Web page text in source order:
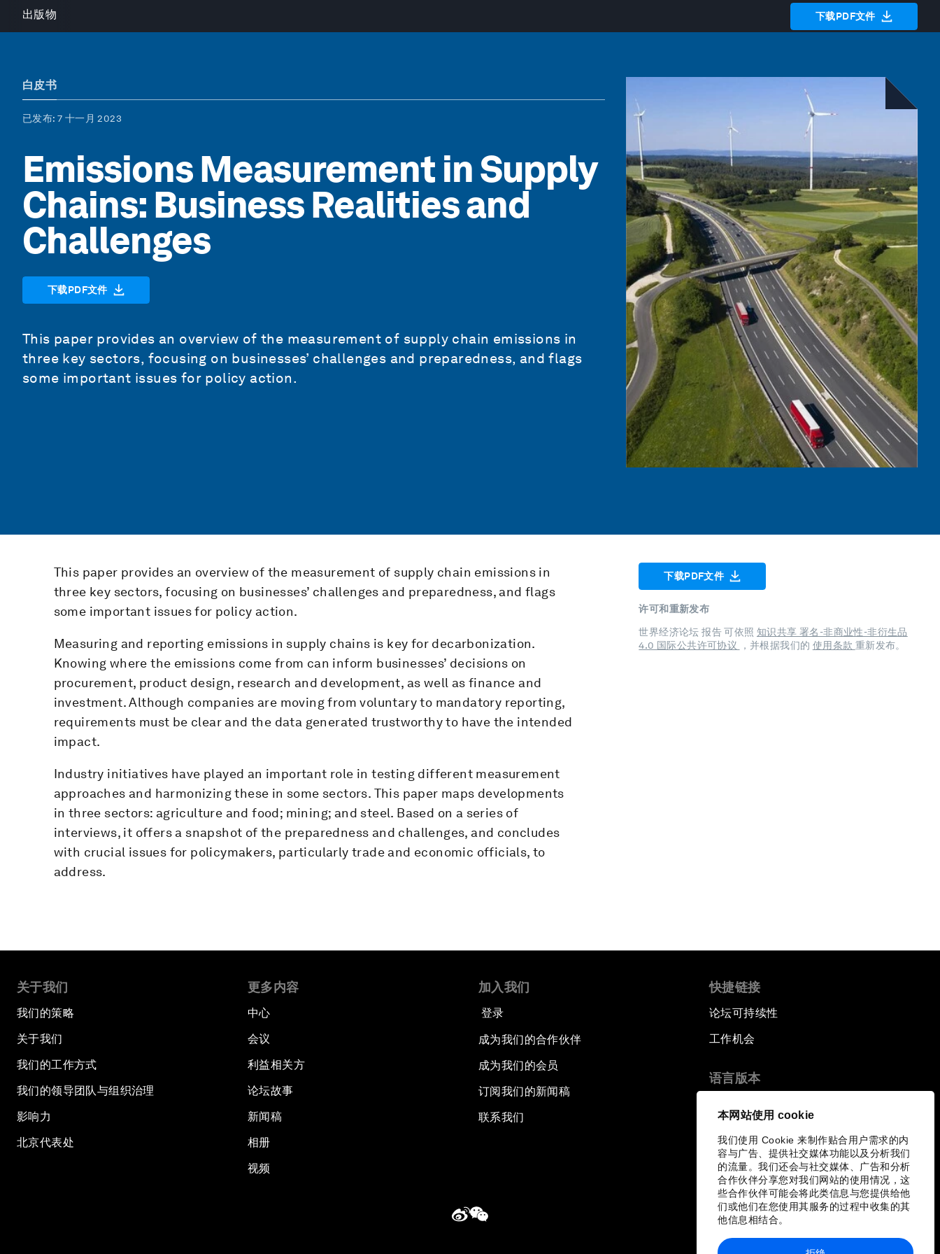
本网站使用 cookie
我们使用 Cookie 来制作贴合用户需求的内
容与广告、提供社交媒体功能以及分析我们
的流量。我们还会与社交媒体、广告和分析
合作伙伴分享您对我们网站的使用情况，这
些合作伙伴可能会将此类信息与您提供给他
们或他们在您使用其服务的过程中收集的其
他信息相结合。
出版物 下载PDF文件
白皮书
已发布: 7 十一月 2023
Emissions Measurement in Supply
Chains: Business Realities and
Challenges
下载PDF文件
This paper provides an overview of the measurement of supply chain emissions in
three key sectors, focusing on businesses’ challenges and preparedness, and flags
some important issues for policy action.
This paper provides an overview of the measurement of supply chain emissions in
three key sectors, focusing on businesses’ challenges and preparedness, and flags
some important issues for policy action.
Measuring and reporting emissions in supply chains is key for decarbonization.
Knowing where the emissions come from can inform businesses’ decisions on
procurement, product design, research and development, as well as finance and
investment. Although companies are moving from voluntary to mandatory reporting,
requirements must be clear and the data generated trustworthy to have the intended
impact.
Industry initiatives have played an important role in testing different measurement
approaches and harmonizing these in some sectors. This paper maps developments
in three sectors: agriculture and food; mining; and steel. Based on a series of
interviews, it offers a snapshot of the preparedness and challenges, and concludes
with crucial issues for policymakers, particularly trade and economic officials, to
address.
下载PDF文件
许可和重新发布
世界经济论坛 报告 可依照 知识共享 署名-非商业性-非衍生品
4.0 国际公共许可协议
，并根据我们的 使用条款 重新发布。
关于我们
我们的策略
关于我们
我们的工作方式
我们的领导团队与组织治理
影响力
北京代表处
更多内容
中心
会议
利益相关方
论坛故事
新闻稿
相册
视频
加入我们
登录
成为我们的合作伙伴
成为我们的会员
订阅我们的新闻稿
联系我们
快捷链接
论坛可持续性
工作机会
语言版本